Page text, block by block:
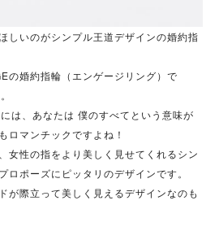
しいのがシンプル王道デザインの婚約指
の婚約指輪（エンゲージリング）で
は、あなたは 僕のすべてという意味が
ロマンチックですよね！
女性の指をより美しく見せてくれるシン
ロポーズにピッタリのデザインです。
が際立って美しく見えるデザインなのも